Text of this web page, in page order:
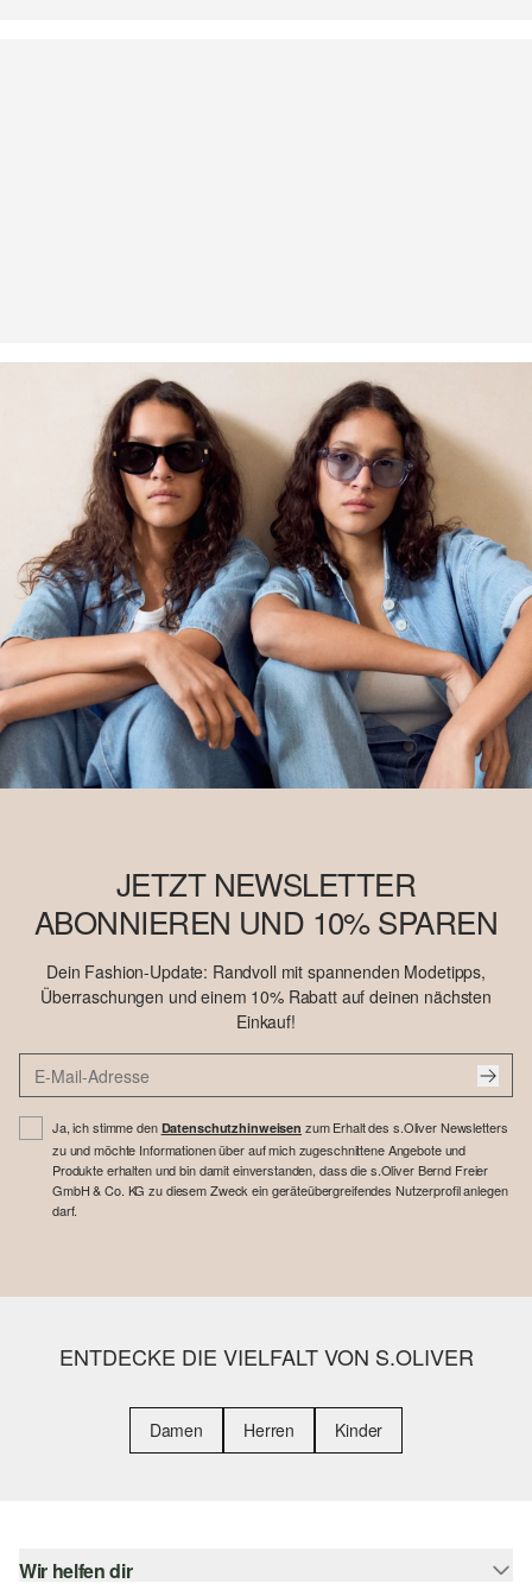
JETZT NEWSLETTER
ABONNIEREN UND 10% SPAREN
Dein Fashion-Update: Randvoll mit spannenden Modetipps,
Überraschungen und einem 10% Rabatt auf deinen nächsten
Einkauf!
Ja, ich stimme den Datenschutzhinweisen zum Erhalt des s.Oliver Newsletters
zu und möchte Informationen über auf mich zugeschnittene Angebote und
Produkte erhalten und bin damit einverstanden, dass die s.Oliver Bernd Freier
GmbH & Co. KG zu diesem Zweck ein geräteübergreifendes Nutzerprofil anlegen
darf.
ENTDECKE DIE VIELFALT VON S.OLIVER
Damen Herren Kinder
Wir helfen dir